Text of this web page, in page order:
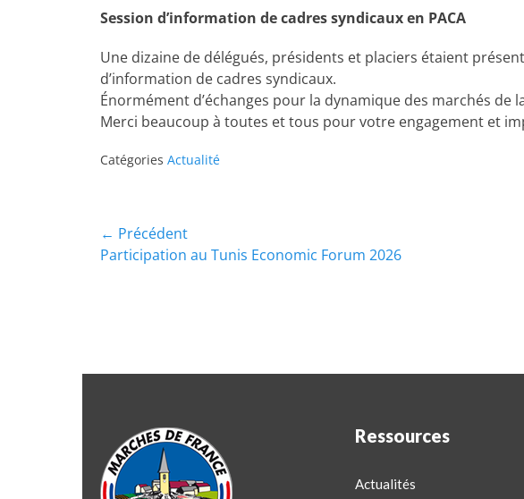
Session d’information de cadres syndicaux en PACA
Une dizaine de délégués, présidents et placiers étaient
d’information de cadres syndicaux.
Énormément d’échanges pour la dynamique des marchés de
Merci beaucoup à toutes et tous pour votre engagement et
Catégories Actualité
← Précédent
Participation au Tunis Economic Forum 2026
Ressources
Actualités